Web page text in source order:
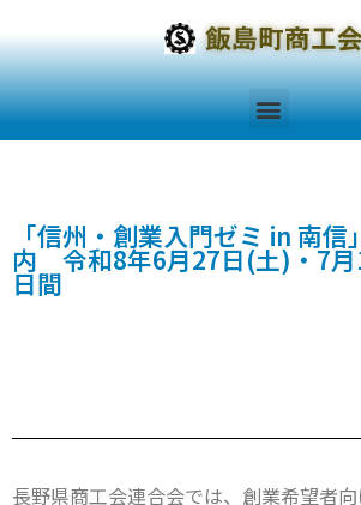
「信州・創業入門ゼミ in 南
内 令和8年6月27日(土)・7月
日間
長野県商工会連合会では、創業希望者